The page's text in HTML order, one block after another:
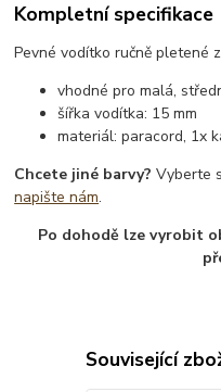
Kompletní specifikace
Pevné vodítko ručně pletené
vhodné pro malá,
šířka vodítka: 15 mm
materiál: paracord, 1x
Chcete jiné barvy? Vyberte
napište nám.
Po dohodě lze vyrobit
Související